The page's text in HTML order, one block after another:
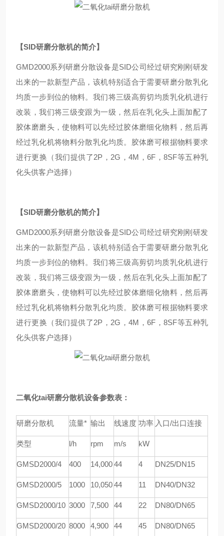
【SID研磨分散机的简介】
GMD2000系列研磨分散设备是SID公司经过研究刚刚研发
出来的一款新型产品，该机特别适合于需要研磨分散乳化
均质一步到位的物料。我们将三级高剪切均质乳化机进行
改装，我们将三级变跟为一级，然后在乳化头上面加配了
胶体磨磨头，使物料可以先经过胶体磨细化物料，然后再
经过乳化机将物料分散乳化均质。胶体磨可根据物料要求
进行更换（我们提供了2P，2G，4M，6F，8SF等五种乳
化头供客户选择）
【SID研磨分散机的简介】
GMD2000系列研磨分散设备是SID公司经过研究刚刚研发
出来的一款新型产品，该机特别适合于需要研磨分散乳化
均质一步到位的物料。我们将三级高剪切均质乳化机进行
改装，我们将三级变跟为一级，然后在乳化头上面加配了
胶体磨磨头，使物料可以先经过胶体磨细化物料，然后再
经过乳化机将物料分散乳化均质。胶体磨可根据物料要求
进行更换（我们提供了2P，2G，4M，6F，8SF等五种乳
化头供客户选择）
二氧化tai研磨分散机设备参数表：
研磨分散机 流量* 输出 线速度 功率 入口/出口连接
类型 l/h rpm m/s kW
GMSD2000/4 400 14,00044 4 DN25/DN15
GMSD2000/5 1000 10,05044 11 DN40/DN32
GMSD2000/10 3000 7,500 44 22 DN80/DN65
GMSD2000/20 8000 4,900 44 45 DN80/DN65